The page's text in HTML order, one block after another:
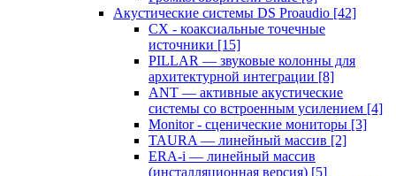
Акустические системы DS Proaudio [42]
CX - коаксиальные точечные
источники [15]
PILLAR — звуковые колонны для
архитектурной интеграции [8]
ANT — активные акустические
системы со встроенным усилением [4]
Monitor - сценические мониторы [3]
TAURA — линейный массив [2]
ERA-i — линейный массив
(инсталляционная версия) [5]